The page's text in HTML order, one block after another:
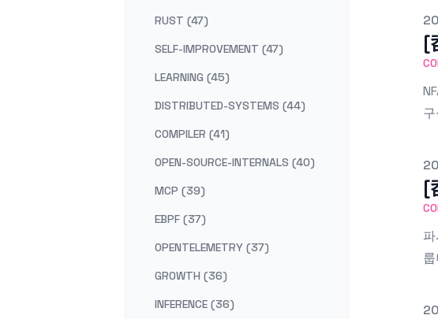
RUST (47)
SELF-IMPROVEMENT (47)
LEARNING (45)
DISTRIBUTED-SYSTEMS (44)
COMPILER (41)
OPEN-SOURCE-INTERNALS (40)
MCP (39)
EBPF (37)
OPENTELEMETRY (37)
GROWTH (36)
INFERENCE (36)
[
[